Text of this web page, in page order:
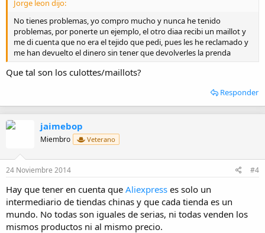
Jorge leon dijo:
No tienes problemas, yo compro mucho y nunca he tenido
problemas, por ponerte un ejemplo, el otro diaa recibi un maillot y
me di cuenta que no era el tejido que pedi, pues les he reclamado y
me han devuelto el dinero sin tener que devolverles la prenda
Que tal son los culottes/maillots?
Responder
jaimebop
Miembro Veterano
24 Noviembre 2014 #4
Hay que tener en cuenta que Aliexpress es solo un
intermediario de tiendas chinas y que cada tienda es un
mundo. No todas son iguales de serias, ni todas venden los
mismos productos ni al mismo precio.